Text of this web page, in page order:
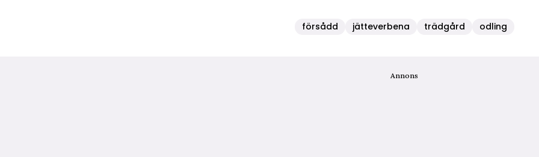
försådd jätteverbena trädgård odling
Annons